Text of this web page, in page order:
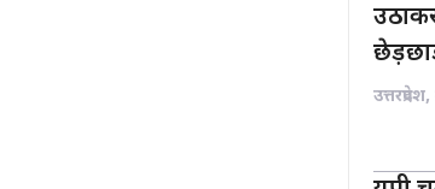
उत्तरप्रदेश,